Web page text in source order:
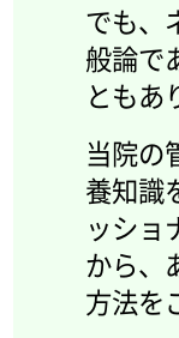
でも、
般論で
ともあ
当院の
養知識
ッショ
から、
方法を